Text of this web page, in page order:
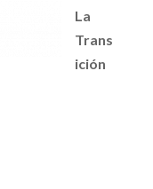
La
Trans
ición